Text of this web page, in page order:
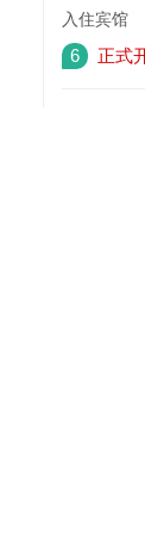
入住宾馆
6 正式